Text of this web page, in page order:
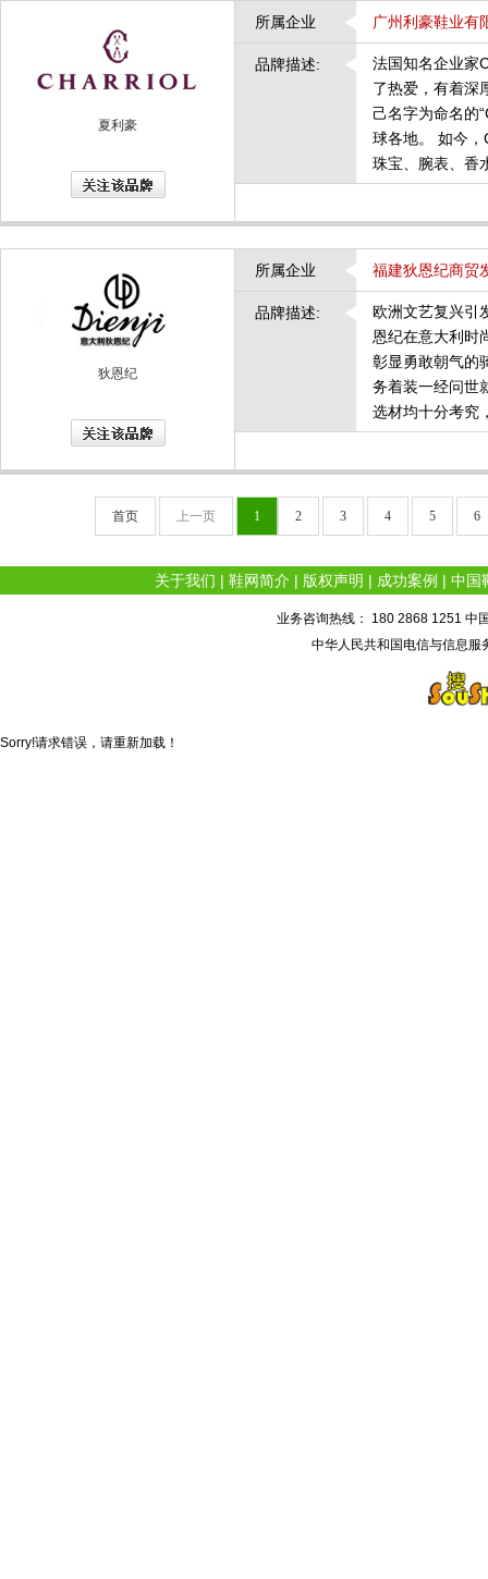
夏利豪
所属企业 广州利豪鞋业有
品牌描述:
法国知名企业家
了热爱，有着深
己名字为命名的
球各地。 如今
珠宝、腕表、香
狄恩纪
所属企业 福建狄恩纪商贸
品牌描述:
欧洲文艺复兴引
恩纪在意大利时
彰显勇敢朝气的
务着装一经问世
选材均十分考究
首页 上一页 1 2 3 4 5 6
关于我们 | 鞋网简介 | 版权声明 | 成功案例 | 中国
业务咨询热线： 180 2868 1251 中
中华人民共和国电信与信息服
Sorry!请求错误，请重新加载！